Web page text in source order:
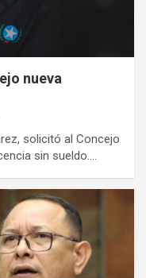
nueva
solicitó al Concejo
sin sueldo.…